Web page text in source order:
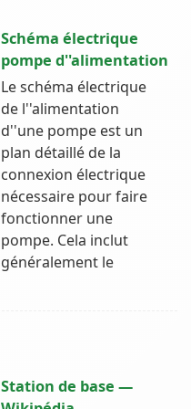
Schéma électrique
pompe d''alimentation
Le schéma électrique
de l''alimentation
d''une pompe est un
plan détaillé de la
connexion électrique
nécessaire pour faire
fonctionner une
pompe. Cela inclut
généralement le
Station de base —